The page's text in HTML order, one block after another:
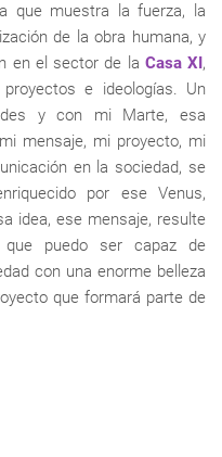
que muestra la fuerza, la
de la obra humana, y
en el sector de la Casa XI,
e ideologías. Un
y con mi Marte, esa
mensaje, mi proyecto, mi
en la sociedad, se
por ese Venus,
idea, ese mensaje, resulte
que puedo ser capaz de
con una enorme belleza
que formará parte de